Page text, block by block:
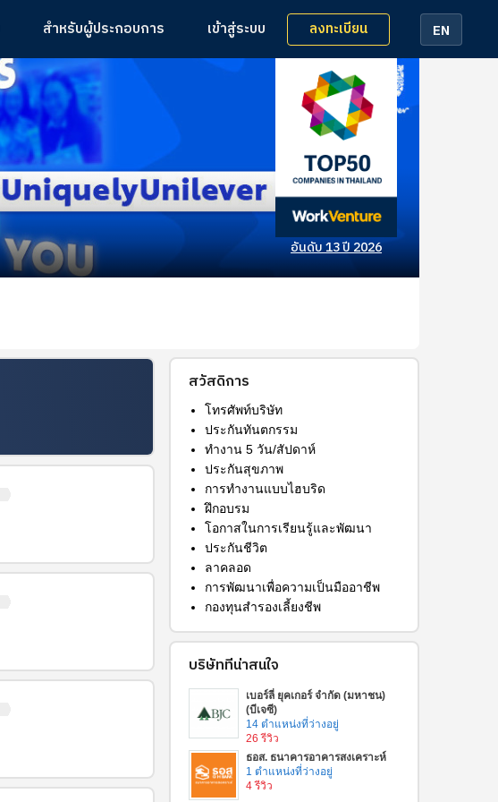
สำหรับผู้ประกอบการ เข้าสู่ระบบ ลงทะเบียน EN
อันดับ 13 ปี 2026
สวัสดิการ
โทรศัพท์บริษัท
ประกันทันตกรรม
ทำงาน 5 วัน/สัปดาห์
ประกันสุขภาพ
การทำงานแบบไฮบริด
ฝึกอบรม
โอกาสในการเรียนรู้และพัฒนา
ประกันชีวิต
ลาคลอด
การพัฒนาเพื่อความเป็นมืออาชีพ
กองทุนสำรองเลี้ยงชีพ
บริษัทที่น่าสนใจ
เบอร์ลี่ ยุคเกอร์ จำกัด (มหาชน)
(บีเจซี)
14 ตำแหน่งที่ว่างอยู่
26 รีวิว
ธอส. ธนาคารอาคารสงเคราะห์
1 ตำแหน่งที่ว่างอยู่
4 รีวิว